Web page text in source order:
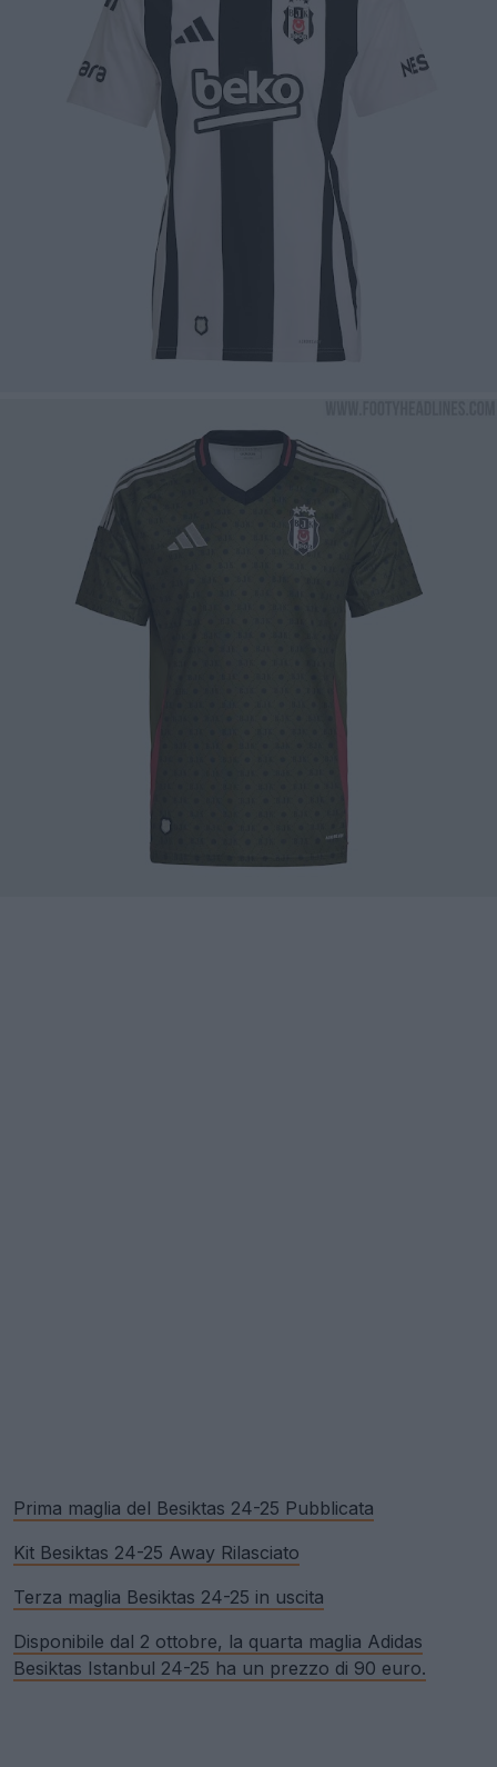
Prima maglia del Besiktas 24-25 Pubblicata
Kit Besiktas 24-25 Away Rilasciato
Terza maglia Besiktas 24-25 in uscita
Disponibile dal 2 ottobre, la quarta maglia Adidas
Besiktas Istanbul 24-25 ha un prezzo di 90 euro.